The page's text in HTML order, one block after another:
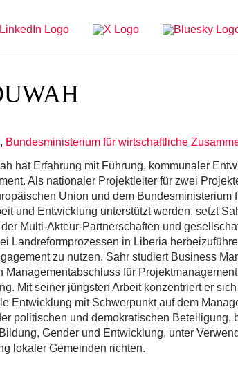
, Bundesministerium für wirtschaftliche
hat Erfahrung mit Führung, kommunaler
Als nationaler Projektleiter für zwei
Union und dem Bundesministerium
und Entwicklung unterstützt werden, setzt
Multi-Akteur-Partnerschaften und
Landreformprozessen in Liberia
zu nutzen. Sahr studiert Business
Managementabschluss für
Mit seiner jüngsten Arbeit konzentriert er
Entwicklung mit Schwerpunkt auf dem
politischen und demokratischen Beteiligung,
Gender und Entwicklung, unter
lokaler Gemeinden richten.